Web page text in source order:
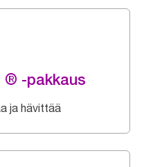
® -pakkaus
ja hävittää